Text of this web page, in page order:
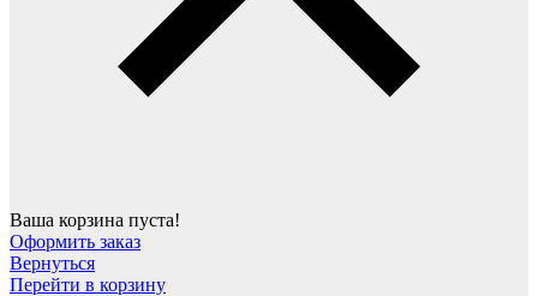
Ваша корзина пуста!
Оформить заказ
Вернуться
Перейти в корзину